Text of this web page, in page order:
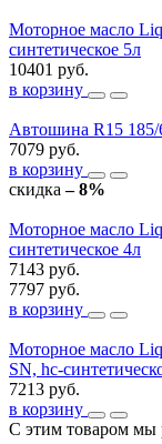
Моторное масло
синтетическое 5л
10401 руб.
в корзину
Автошина R15
7079 руб.
в корзину
скидка– 8%
Моторное масло
синтетическое 4л
7143 руб.
7797 руб.
в корзину
Моторное масло
SN, hc-
7213 руб.
в корзину
С этим товаром мы